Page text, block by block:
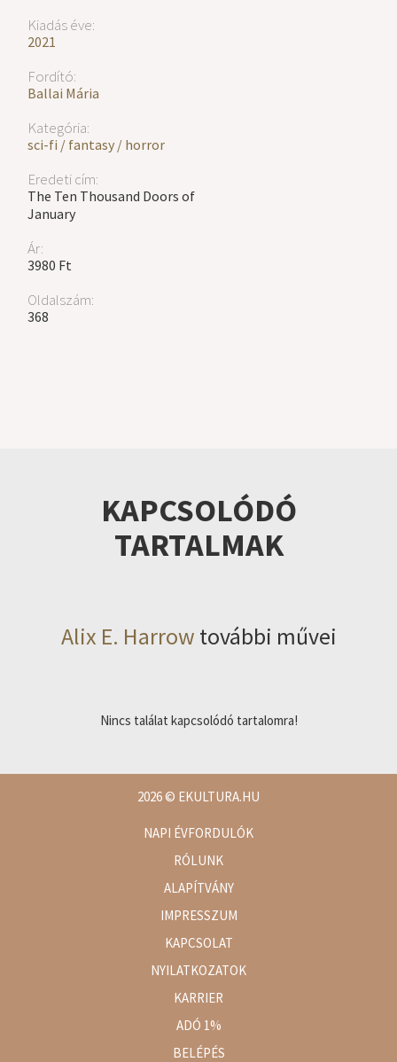
Kiadás éve:
2021
Fordító:
Ballai Mária
Kategória:
sci-fi / fantasy / horror
Eredeti cím:
The Ten Thousand Doors of
January
Ár:
3980 Ft
Oldalszám:
368
KAPCSOLÓDÓ
TARTALMAK
Alix E. Harrow további művei
Nincs találat kapcsolódó tartalomra!
2026© EKULTURA.HU
NAPI ÉVFORDULÓK
RÓLUNK
ALAPÍTVÁNY
IMPRESSZUM
KAPCSOLAT
NYILATKOZATOK
KARRIER
ADÓ 1%
BELÉPÉS